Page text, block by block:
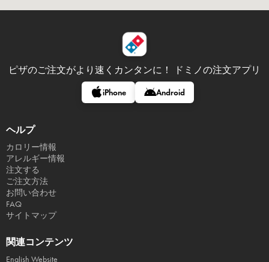
ピザのご注文がより速くカンタンに！ ドミノの注文アプリ
iPhone Android
ヘルプ
カロリー情報
アレルギー情報
注文する
ご注文方法
お問い合わせ
FAQ
サイトマップ
関連コンテンツ
English Website